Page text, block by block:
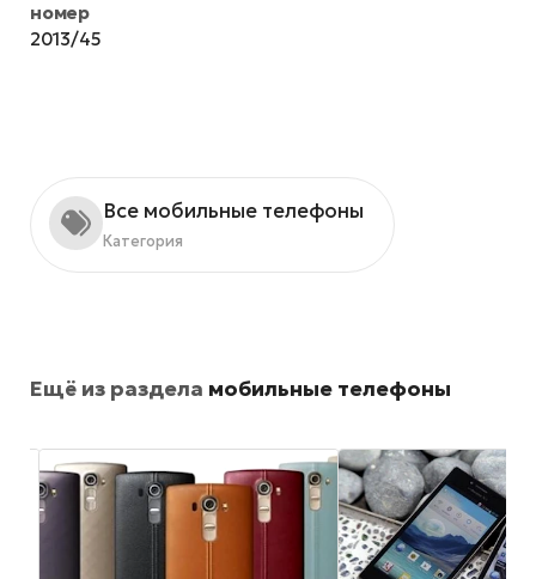
номер
2013/45
Все мобильные телефоны
Категория
Ещё из раздела мобильные телефоны